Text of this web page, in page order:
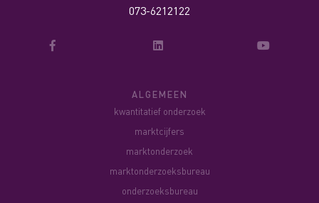
073-6212122
ALGEMEEN
kwantitatief onderzoek
marktcijfers
marktonderzoek
marktonderzoeksbureau
onderzoeksbureau